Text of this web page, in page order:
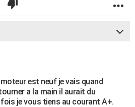
est neuf je vais quand
a la main il aurait du
je vous tiens au courant A+.